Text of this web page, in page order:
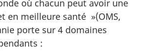
où chacun peut avoir une
en meilleure santé »(OMS,
porte sur 4 domaines
: